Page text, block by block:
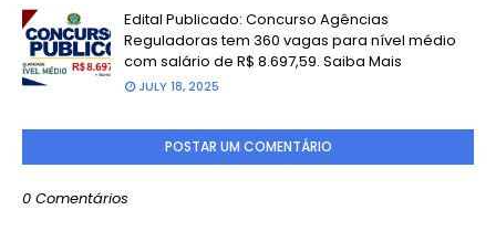
Edital Publicado: Concurso Agências
Reguladoras tem 360 vagas para nível médio
com salário de R$ 8.697,59. Saiba Mais
JULY 18, 2025
POSTAR UM COMENTÁRIO
0 Comentários